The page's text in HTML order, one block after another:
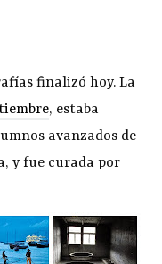
finalizó hoy. La
, estaba
avanzados de
y fue curada por